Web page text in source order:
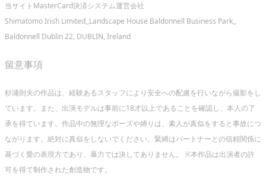
当サイトMasterCard決済システム運営会社
Shimatomo Irish Limited,,Landscape House Baldonnell Business Park,,
Baldonnell Dublin 22, DUBLIN, Ireland
留意事項
杉浦則夫の作品は、経験あるスタッフにより安全への配慮を行いながら撮影をし
ています。また、出演モデルは事前に18才以上であることを確認し、本人の了
承を得ています。作品中の無理なポーズや縛りは、素人が真似をすると事故につ
ながります。絶対に真似をしないでください。緊縛はパートナーとの信頼関係に
基づく愛の表現方であり、暴力では決してありません。 ※本作品は出演者の許
可を得て制作された創造物です。